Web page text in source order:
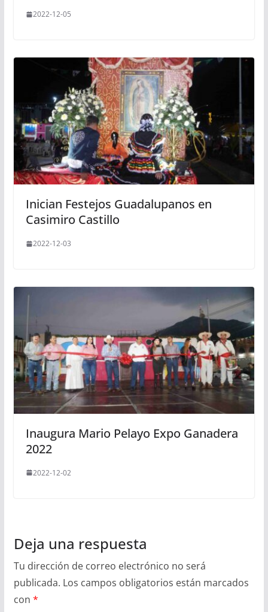
2022-12-05
Inician Festejos Guadalupanos en
Casimiro Castillo
2022-12-03
Inaugura Mario Pelayo Expo Ganadera
2022
2022-12-02
Deja una respuesta
Tu dirección de correo electrónico no será
publicada. Los campos obligatorios están marcados
con *